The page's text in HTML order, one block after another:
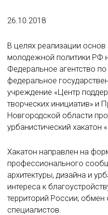
26.10.2018
В целях реализации основ
молодежной политики РФ
Федеральное агентство
федеральное
учреждение «Центр
творческих инициатив» и
Новгородской области
урбанистический хакатон
Хакатон направлен на
профессионального
архитектуры, дизайна и
интереса к
территорий России;
специалистов.